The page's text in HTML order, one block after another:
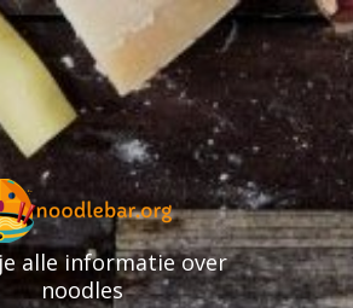
alle informatie over
noodles